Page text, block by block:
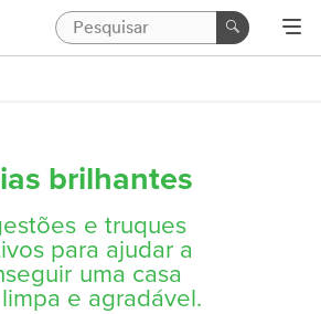
brilhantes
e truques
para ajudar a
uma casa
e agradável.